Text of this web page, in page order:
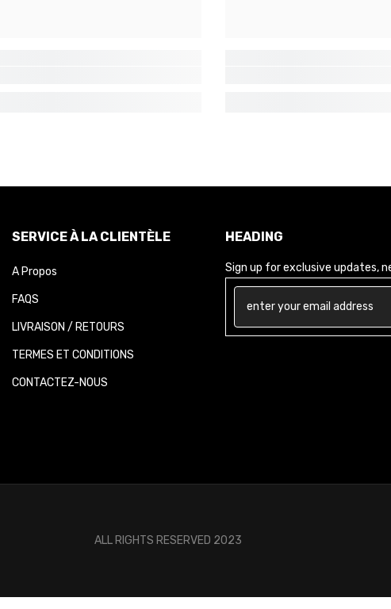
SERVICE À LA CLIENTÈLE
A Propos
FAQS
LIVRAISON / RETOURS
TERMES ET CONDITIONS
CONTACTEZ-NOUS
HEADING
Sign up for exclusive updates,
ALL RIGHTS RESERVED 2023